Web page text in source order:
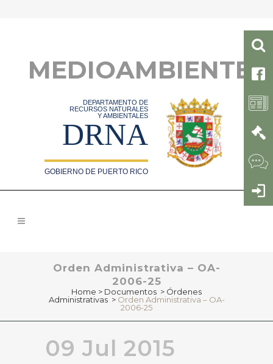
MEDIOAMBIENTE
DEPARTAMENTO DE
RECURSOS NATURALES
Y AMBIENTALES
DRNA
GOBIERNO DE PUERTO RICO
Orden Administrativa – OA-
2006-25
Home > Documentos > Órdenes
Administrativas > Orden Administrativa – OA-
2006-25
09 Jul 2015